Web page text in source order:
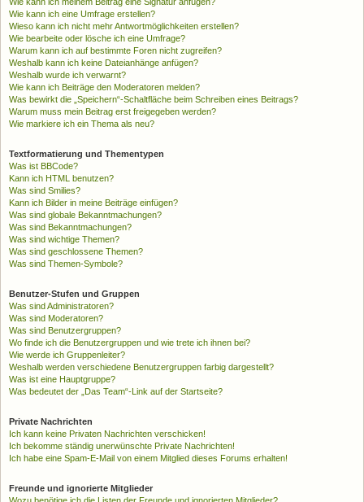
Wie kann ich eine Umfrage erstellen?
Wieso kann ich nicht mehr Antwortmöglichkeiten erstellen?
Wie bearbeite oder lösche ich eine Umfrage?
Warum kann ich auf bestimmte Foren nicht zugreifen?
Weshalb kann ich keine Dateianhänge anfügen?
Weshalb wurde ich verwarnt?
Wie kann ich Beiträge den Moderatoren melden?
Was bewirkt die „Speichern“-Schaltfläche beim Schreiben eines Beitrags?
Warum muss mein Beitrag erst freigegeben werden?
Wie markiere ich ein Thema als neu?
Textformatierung und Thementypen
Was ist BBCode?
Kann ich HTML benutzen?
Was sind Smilies?
Kann ich Bilder in meine Beiträge einfügen?
Was sind globale Bekanntmachungen?
Was sind Bekanntmachungen?
Was sind wichtige Themen?
Was sind geschlossene Themen?
Was sind Themen-Symbole?
Benutzer-Stufen und Gruppen
Was sind Administratoren?
Was sind Moderatoren?
Was sind Benutzergruppen?
Wo finde ich die Benutzergruppen und wie trete ich ihnen bei?
Wie werde ich Gruppenleiter?
Weshalb werden verschiedene Benutzergruppen farbig dargestellt?
Was ist eine Hauptgruppe?
Was bedeutet der „Das Team“-Link auf der Startseite?
Private Nachrichten
Ich kann keine Privaten Nachrichten verschicken!
Ich bekomme ständig unerwünschte Private Nachrichten!
Ich habe eine Spam-E-Mail von einem Mitglied dieses Forums erhalten!
Freunde und ignorierte Mitglieder